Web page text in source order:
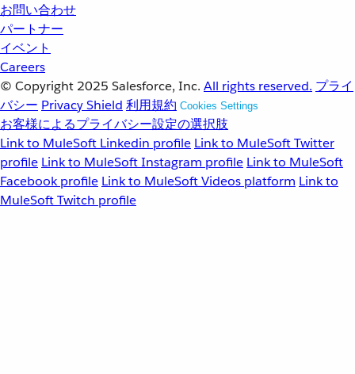
お問い合わせ
パートナー
イベント
Careers
© Copyright 2025 Salesforce, Inc. All rights reserved. プライ
バシー Privacy Shield 利用規約 Cookies Settings
お客様によるプライバシー設定の選択肢
Link to MuleSoft Linkedin profile Link to MuleSoft Twitter
profile Link to MuleSoft Instagram profile Link to MuleSoft
Facebook profile Link to MuleSoft Videos platform Link to
MuleSoft Twitch profile